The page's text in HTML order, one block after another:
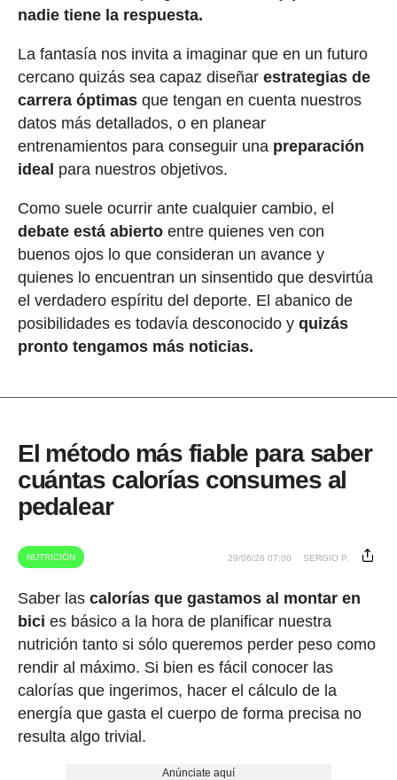
nadie tiene la respuesta.
La fantasía nos invita a imaginar que en un futuro
cercano quizás sea capaz diseñar estrategias de
carrera óptimasque tengan en cuenta nuestros
datos más detallados, o en planear
entrenamientos para conseguir una preparación
ideal para nuestros objetivos.
Como suele ocurrir ante cualquier cambio, el
debate está abiertoentre quienes ven con
buenos ojos lo que consideran un avance y
quienes lo encuentran un sinsentido que desvirtúa
el verdadero espíritu del deporte. El abanico de
posibilidades es todavía desconocido y quizás
pronto tengamos más noticias.
El método más fiable para saber
cuántas calorías consumes al
pedalear
NUTRICIÓN 29/06/26 07:00 SERGIO P.
Saber las calorías que gastamos al montar en
bici es básico a la hora de planificar nuestra
nutrición tanto si sólo queremos perder peso como
rendir al máximo. Si bien es fácil conocer las
calorías que ingerimos, hacer el cálculo de la
energía que gasta el cuerpo de forma precisa no
resulta algo trivial.
Anúnciate aquí